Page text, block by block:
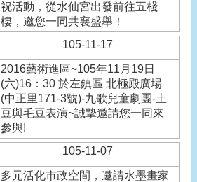
祝活動，從水仙宮出發前往五棧
樓，邀您一同共襄盛舉！
105-11-17
2016藝術進區~105年11月19日
(六)16：30 於左鎮區 北極殿廣場
(中正里171-3號)-九歌兒童劇團-土
豆與毛豆表演~誠摯邀請您一同來
參與!
105-11-07
多元活化市政空間，邀請水墨畫家